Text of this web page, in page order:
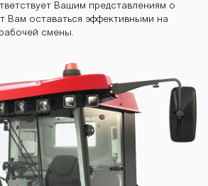
kombay
komb
ko
Вашим представлениям о
Вам оставаться эффективными на
смены.